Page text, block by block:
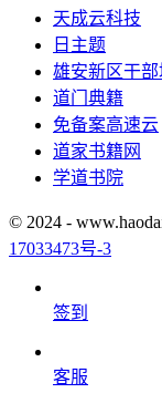
天成云科技
日主题
雄安新区干部
道门典籍
免备案高速云
道家书籍网
学道书院
© 2024 -
17033473号-3
签到
客服